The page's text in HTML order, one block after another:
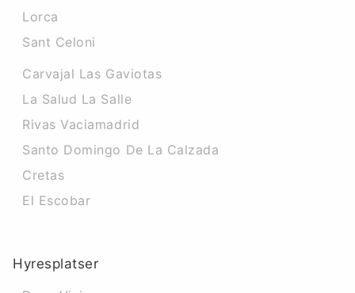
Lorca
Sant Celoni
Carvajal Las Gaviotas
La Salud La Salle
Rivas Vaciamadrid
Santo Domingo De La Calzada
Cretas
El Escobar
Hyresplatser